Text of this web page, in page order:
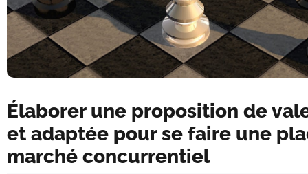
Élaborer une proposition de
et adaptée pour se faire une
marché concurrentiel